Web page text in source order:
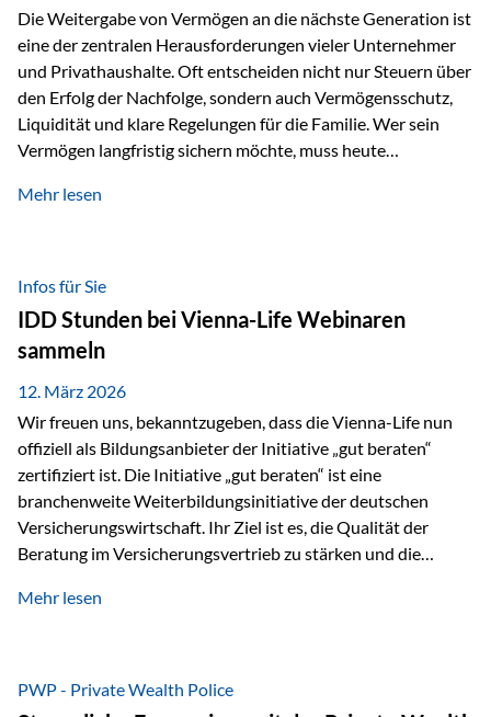
Die Weitergabe von Vermögen an die nächste Generation ist
eine der zentralen Herausforderungen vieler Unternehmer
und Privathaushalte. Oft entscheiden nicht nur Steuern über
den Erfolg der Nachfolge, sondern auch Vermögensschutz,
Liquidität und klare Regelungen für die Familie. Wer sein
Vermögen langfristig sichern möchte, muss heute
„Erfolgsformel Liechtenstein“, herausgegeben und verfasst
Vermögensschutz strategisch miteinander verbindet.
Warum klassische Nachfolgeplanung oft scheitert Viele
Vermögen werden erst im Todesfall übertragen. Das kann zu
Problemen führen: Hohe Erbschaftsteuern Streitigkeiten
zwischen Erben Liquiditätsprobleme bei Immobilien…
Mehr lesen
Infos für Sie
IDD Stunden bei Vienna-Life Webinaren
sammeln
12. März 2026
Wir freuen uns, bekanntzugeben, dass die Vienna-Life nun
offiziell als Bildungsanbieter der Initiative „gut beraten“
zertifiziert ist. Die Initiative „gut beraten“ ist eine
branchenweite Weiterbildungsinitiative der deutschen
Versicherungswirtschaft. Ihr Ziel ist es, die Qualität der
Beratung im Versicherungsvertrieb zu stärken und die
Personen transparent zu dokumentieren. Seit der
Stunden pro Jahr für vertrieblich tätige Personen in der
Versicherungsbranche. Über die Weiterbildungsdatenbank
Mehr lesen
PWP - Private Wealth Police